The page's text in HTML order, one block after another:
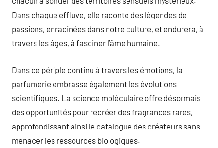
Dans chaque effluve, elle raconte des légendes de
passions, enracinées dans notre culture, et endurera, à
travers les âges, à fasciner l’âme humaine.
Dans ce périple continu à travers les émotions, la
parfumerie embrasse également les évolutions
scientifiques. La science moléculaire offre désormais
des opportunités pour recréer des fragrances rares,
approfondissant ainsi le catalogue des créateurs sans
menacer les ressources biologiques.